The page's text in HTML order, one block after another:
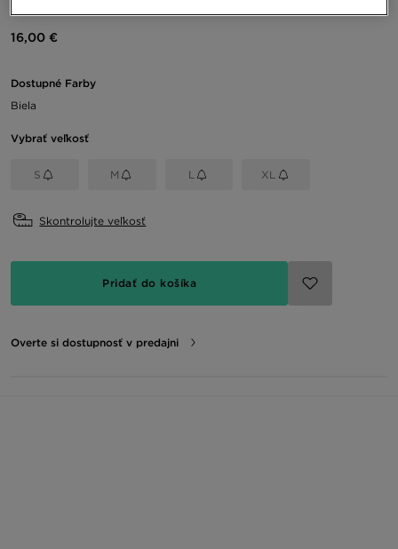
16,00 €
Dostupné Farby
Biela
Vybrať veľkosť
S M L XL
Skontrolujte veľkosť
Pridať do košíka
Overte si dostupnosť v predajni